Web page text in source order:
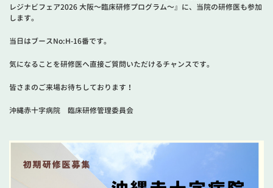
レジナビフェア2026 大阪～臨床研修プログラム～』に、当院の研修医も参加
します。
当日はブースNo:H-16番です。
気になることを研修医へ直接ご質問いただけるチャンスです。
皆さまのご来場お待ちしております！
沖縄赤十字病院 臨床研修管理委員会